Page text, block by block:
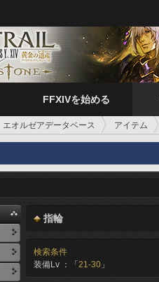
FFXIVを始める
エオルゼアデータベース アイテム
指輪
検索条件
装備Lv ：「 21-30 」